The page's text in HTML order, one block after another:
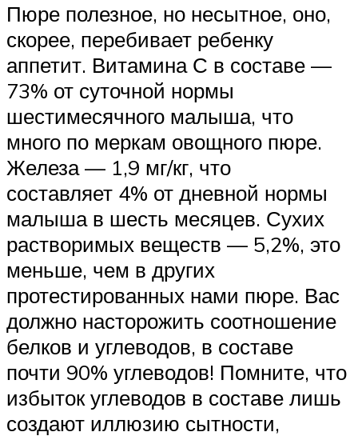
Пюре полезное, но несытное, оно,
скорее, перебивает ребенку
аппетит. Витамина С в составе —
73% от суточной нормы
шестимесячного малыша, что
много по меркам овощного пюре.
Железа — 1,9 мг/кг, что
составляет 4% от дневной нормы
малыша в шесть месяцев. Сухих
растворимых веществ — 5,2%, это
меньше, чем в других
протестированных нами пюре. Вас
должно насторожить соотношение
белков и углеводов, в составе
почти 90% углеводов! Помните, что
избыток углеводов в составе лишь
создают иллюзию сытности,